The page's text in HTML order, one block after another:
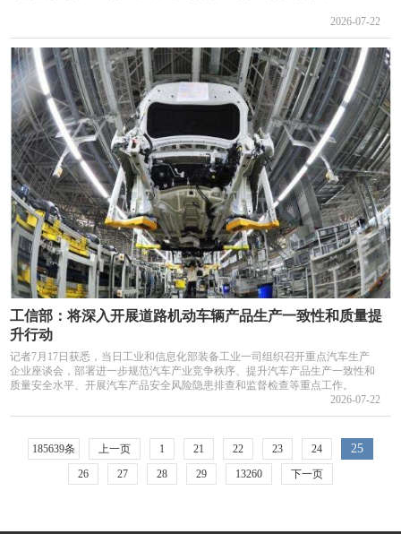
2026-07-22
工信部：将深入开展道路机动车辆产品生产一致性和质量提
升行动
记者7月17日获悉，当日工业和信息化部装备工业一司组织召开重点汽车生产
企业座谈会，部署进一步规范汽车产业竞争秩序、提升汽车产品生产一致性和
质量安全水平、开展汽车产品安全风险隐患排查和监督检查等重点工作。
2026-07-22
185639条 上一页 1 21 22 23 24 25
26 27 28 29 13260 下一页